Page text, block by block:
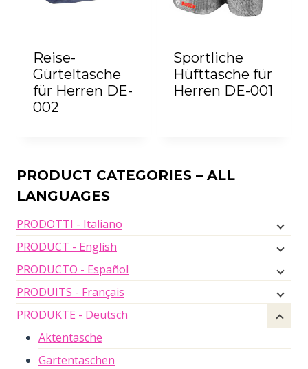
Reise-
Gürteltasche
für Herren DE-
002
Sportliche
Hüfttasche für
Herren DE-001
PRODUCT CATEGORIES – ALL
LANGUAGES
PRODOTTI - Italiano
PRODUCT - English
PRODUCTO - Español
PRODUITS - Français
PRODUKTE - Deutsch
Aktentasche
Gartentaschen